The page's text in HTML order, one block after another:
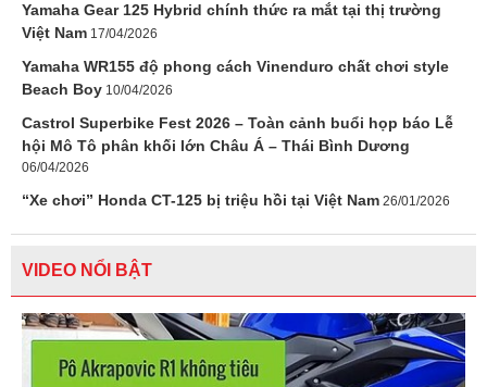
Yamaha Gear 125 Hybrid chính thức ra mắt tại thị trường
Việt Nam 17/04/2026
Yamaha WR155 độ phong cách Vinenduro chất chơi style
Beach Boy 10/04/2026
Castrol Superbike Fest 2026 – Toàn cảnh buổi họp báo Lễ
hội Mô Tô phân khối lớn Châu Á – Thái Bình Dương
06/04/2026
“Xe chơi” Honda CT-125 bị triệu hồi tại Việt Nam 26/01/2026
VIDEO NỔI BẬT